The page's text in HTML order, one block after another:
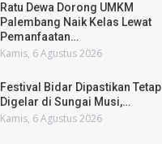
Ratu Dewa Dorong UMKM
Palembang Naik Kelas Lewat
Pemanfaatan…
Kamis, 6 Agustus 2026
Festival Bidar Dipastikan Tetap
Digelar di Sungai Musi,…
Kamis, 6 Agustus 2026